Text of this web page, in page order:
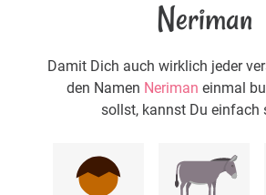
Neriman
Damit Dich auch wirklich jeder
den Namen Neriman einmal
sollst, kannst Du einfach